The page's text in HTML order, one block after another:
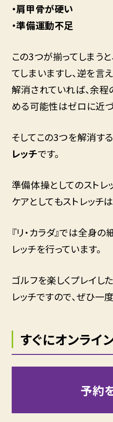
・肩甲骨が硬い
・準備運動不足
この3つが揃ってしまう
てしまいますし、逆を言
解消されていれば、余
める可能性はゼロに近づ
そしてこの3つを解消す
レッチです。
準備体操としてのストレ
ケアとしてもストレッチ
『リ・カラダ』では全身
レッチを行っています。
ゴルフを楽しくプレイし
レッチですので、ぜひ一
すぐにオンライ
予約